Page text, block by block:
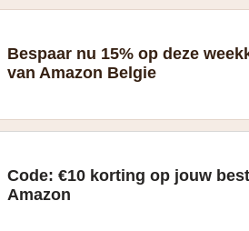
Bespaar nu 15% op deze
van Amazon Belgie
Code: €10 korting op jouw
Amazon